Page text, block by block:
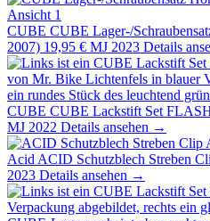
CUBE CUBE Lager-/
2007) 19,95 € MJ 2023 Details
CUBE CUBE Lackstift Set
MJ 2022 Details ansehen →
Acid ACID Schutzblech Streben
2023 Details ansehen →